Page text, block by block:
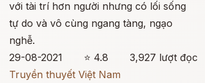
với tài trí hơn người nhưng có lối sống
tự do và vô cùng ngang tàng, ngạo
nghễ.
29-08-2021
⭐ 4.8
3,927 lượt đọc
Truyền thuyết Việt Nam